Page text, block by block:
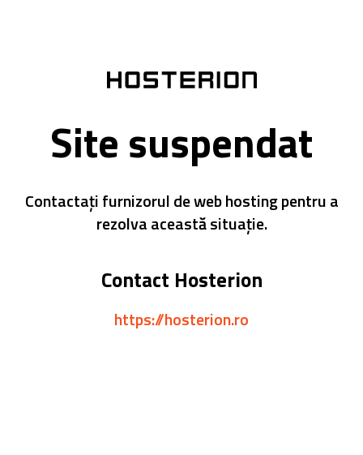
Site suspendat
Contactați furnizorul de web hosting pentru a
rezolva această situație.
Contact Hosterion
https://hosterion.ro